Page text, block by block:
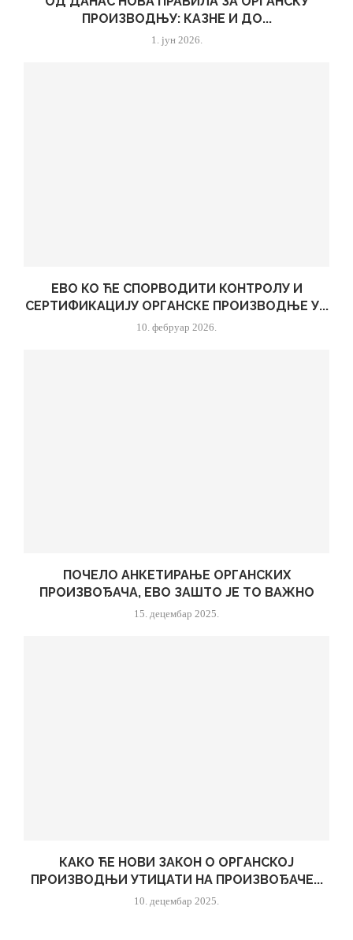
ПРОИЗВОДЊУ: КАЗНЕ И ДО...
1. јун 2026.
ЕВО КО ЋЕ СПОРВОДИТИ КОНТРОЛУ И
СЕРТИФИКАЦИЈУ ОРГАНСКЕ ПРОИЗВОДЊЕ У...
10. фебруар 2026.
ПОЧЕЛО АНКЕТИРАЊЕ ОРГАНСКИХ
ПРОИЗВОЂАЧА, ЕВО ЗАШТО ЈЕ ТО ВАЖНО
15. децембар 2025.
КАКО ЋЕ НОВИ ЗАКОН О ОРГАНСКОЈ
ПРОИЗВОДЊИ УТИЦАТИ НА ПРОИЗВОЂАЧЕ...
10. децембар 2025.